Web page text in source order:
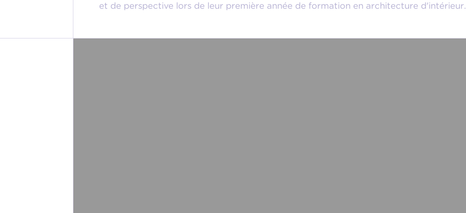
et de perspective lors de leur première année de formation en architecture d'intérieur.